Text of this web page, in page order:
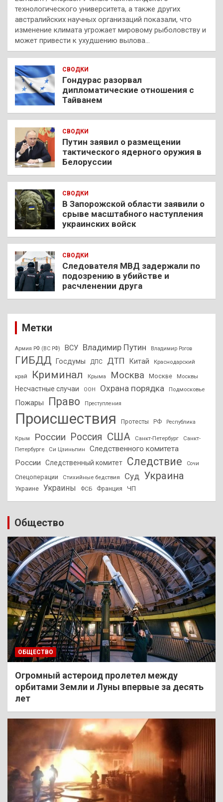
технологического университета, а также других
австралийских научных организаций показали, что
изменение климата угрожает мировому рыболовству и
может привести к ухудшению вылова…
СВОДКИ
Гондурас разорвал
дипломатические отношения с
Тайванем
СВОДКИ
Путин заявил о размещении
тактического ядерного оружия в
Белоруссии
СВОДКИ
В Запорожской области заявили о
срыве масштабного наступления
украинских войск
СВОДКИ
Следователя МВД задержали по
подозрению в убийстве и
расчленении друга
Метки
Армия РФ (ВС РФ) ВСУ Владимир Путин Владимир Рогов
ГИБДД Госдумы ДПС ДТП Китай Краснодарский
край Криминал Крыма Москва Москве Москвы
Несчастные случаи ООН Охрана порядка Подмосковье
Пожары Право Преступления
Происшествия Протесты РФ Республика
Крым России Россия США Санкт-Петербург
Санкт-
Петербурге
Си Цзиньпин
Следственного комитета
России
Следственный комитет Следствие Сочи
Спецоперации Стихийные бедствия Суд Украина
Украине Украины ФСБ Франция ЧП
Общество
ОБЩЕСТВО
Огромный астероид пролетел между
орбитами Земли и Луны впервые за десять
лет